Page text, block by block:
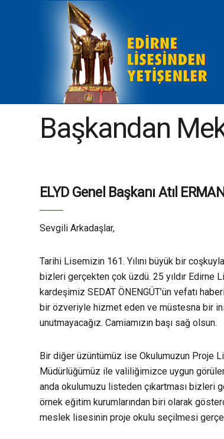
ELYD - Edirne Lisesinden Yetişenler
Başkandan
ELYD Genel Başkanı Atıl ERMAN
Sevgili Arkadaşlar,
Tarihi Lisemizin 161. Yılını büyük bir
bizleri gerçekten çok üzdü. 25 yıldır Edirne
kardeşimiz SEDAT ÖNENGÜT’ün vefatı
bir özveriyle hizmet eden ve müstesna bir
unutmayacağız. Camiamızın başı sağ olsun.
Bir diğer üzüntümüz ise Okulumuzun Proje
Müdürlüğümüz ile valiliğimizce uygun
anda okulumuzu listeden çıkartması bizleri
örnek eğitim kurumlarından biri olarak
meslek lisesinin proje okulu seçilmesi